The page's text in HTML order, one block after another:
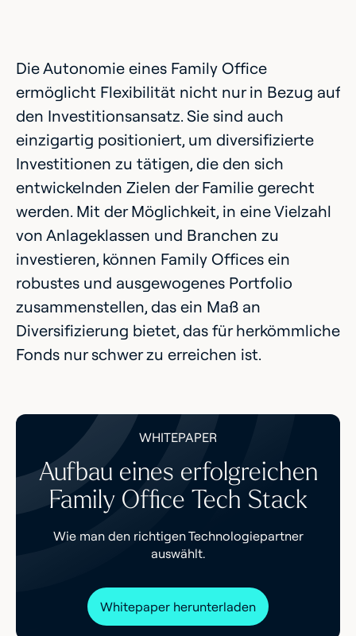
Die Autonomie eines Family Office
ermöglicht Flexibilität nicht nur in Bezug auf
den Investitionsansatz. Sie sind auch
einzigartig positioniert, um diversifizierte
Investitionen zu tätigen, die den sich
entwickelnden Zielen der Familie gerecht
werden. Mit der Möglichkeit, in eine Vielzahl
von Anlageklassen und Branchen zu
investieren, können Family Offices ein
robustes und ausgewogenes Portfolio
zusammenstellen, das ein Maß an
Diversifizierung bietet, das für herkömmliche
Fonds nur schwer zu erreichen ist.
WHITEPAPER
Aufbau eines erfolgreichen
Family Office Tech Stack
Wie man den richtigen Technologiepartner
auswählt.
Whitepaper herunterladen